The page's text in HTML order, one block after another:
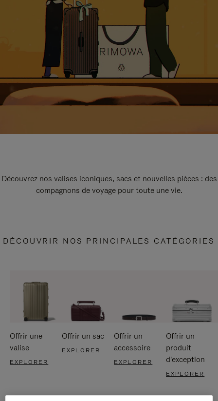
Découvrez nos valises iconiques, sacs et nouvelles pièces : des
compagnons de voyage pour toute une vie.
DÉCOUVRIR NOS PRINCIPALES CATÉGORIES
Offrir une
valise
EXPLORER
Offrir un sac
EXPLORER
Offrir un
accessoire
EXPLORER
Offrir un
produit
d'exception
EXPLORER